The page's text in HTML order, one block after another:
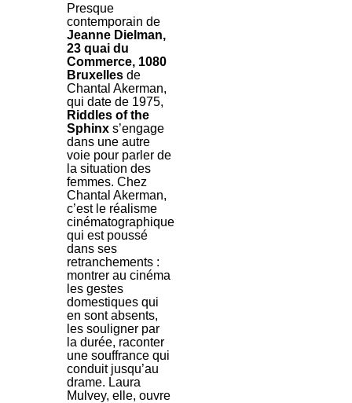
Presque
contemporain de
Jeanne Dielman,
23 quai du
Commerce, 1080
Bruxelles de
Chantal Akerman,
qui date de 1975,
Riddles of the
Sphinx s’engage
dans une autre
voie pour parler de
la situation des
femmes. Chez
Chantal Akerman,
c’est le réalisme
cinématographique
qui est poussé
dans ses
retranchements :
montrer au cinéma
les gestes
domestiques qui
en sont absents,
les souligner par
la durée, raconter
une souffrance qui
conduit jusqu’au
drame. Laura
Mulvey, elle, ouvre